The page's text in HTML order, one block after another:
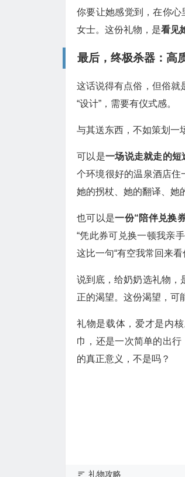
你要让她感觉到，在你
女士。这份礼物，是看见
最后，终极杀器：高
这话说得有点俗，但俗就
“设计”，需要有仪式感。
与其送东西，不如策划一
可以是一场说走就走的短
个环境很好的温泉酒店住
她的拐杖、她的翻译、她
也可以是一份“陪伴兑换券
“凭此券可兑换一顿我亲
这比一句“有空我常回来看
说到底，给奶奶选礼物，
正的渴望。这份渴望，可
礼物是载体，爱才是内
巾，还是一次简单的出
的真正意义，不是吗？
礼物攻略